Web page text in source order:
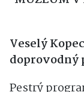
MUZEUM
Veselý
doprovodný